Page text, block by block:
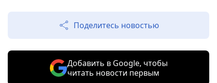
Поделитесь новостью
Добавить в Google, чтобы
читать новости первым